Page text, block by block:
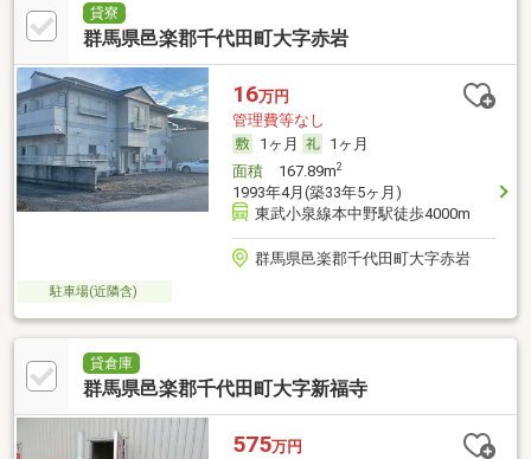
貸寮
群馬県邑楽郡千代田町大字赤岩
16万円
管理費等なし
1ヶ月
1ヶ月
面積167.89m2
1993年4月(築33年5ヶ月)
東武小泉線本中野駅徒歩4000m
群馬県邑楽郡千代田町大字赤岩
駐車場(近隣含)
貸倉庫
群馬県邑楽郡千代田町大字新福寺
575万円